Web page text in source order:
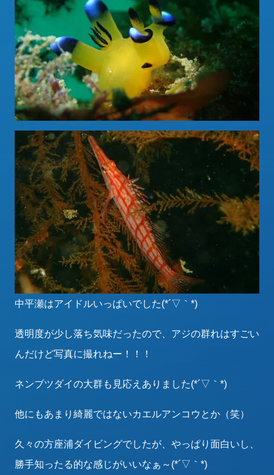
中平瀬はアイドルいっぱいでした(*´▽｀*)
透明度が少し落ち気味だったので、アジの群れはすごい
んだけど写真に撮れねー！！！
ネンブツダイの大群も見応えありました(*´▽｀*)
他にもあまり綺麗ではないカエルアンコウとか（笑）
久々の方座浦ダイビングでしたが、やっぱり面白いし、
勝手知ったる的な感じがいいなぁ～(*´▽｀*)